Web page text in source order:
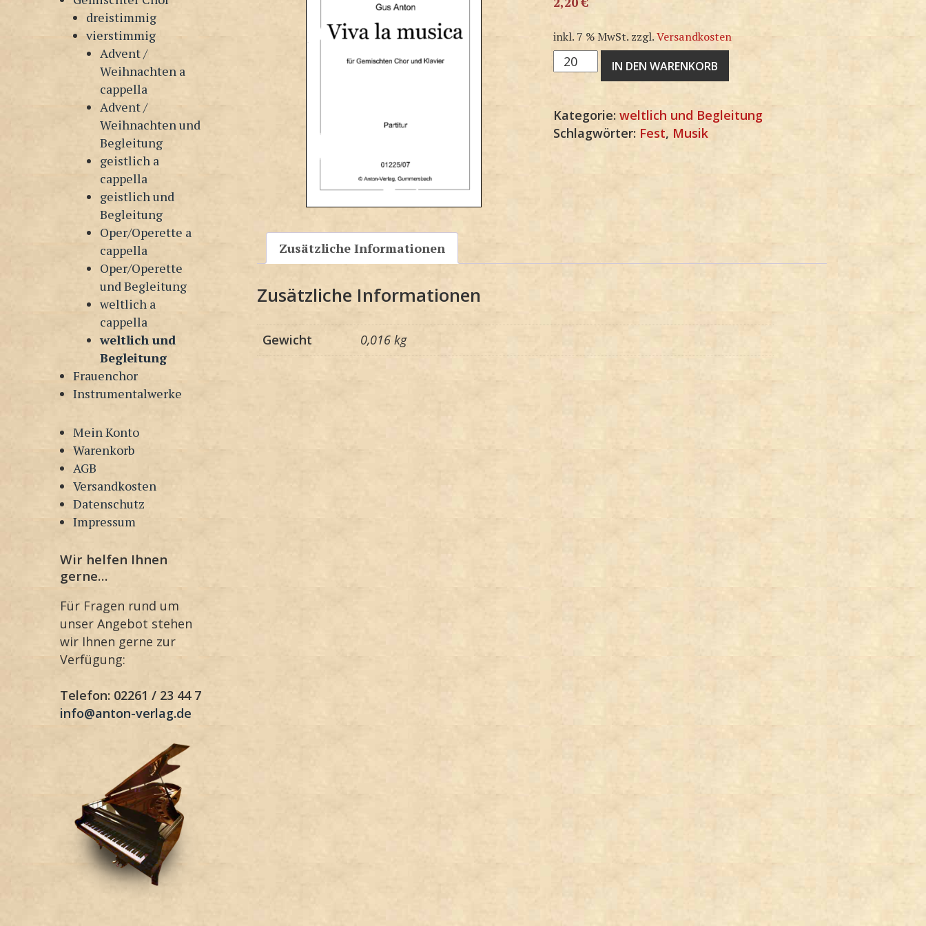
dreistimmig
vierstimmig
Advent /
Weihnachten a
cappella
Advent /
Weihnachten und
Begleitung
geistlich a
cappella
geistlich und
Begleitung
Oper/Operette a
cappella
Oper/Operette
und Begleitung
weltlich a
cappella
weltlich und
Begleitung
Frauenchor
Instrumentalwerke
Mein Konto
Warenkorb
AGB
Versandkosten
Datenschutz
Impressum
Wir helfen Ihnen
gerne…
Für Fragen rund um
unser Angebot stehen
wir Ihnen gerne zur
Verfügung:
Telefon: 02261 / 23 44 7
info@anton-verlag.de
inkl. 7 % MwSt. zzgl.Versandkosten
G1225SP
Menge
IN DEN WARENKORB
Kategorie:weltlich und Begleitung
Schlagwörter: Fest, Musik
Zusätzliche Informationen
Zusätzliche Informationen
Gewicht 0,016 kg